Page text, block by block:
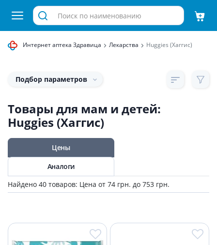
Интернет аптека Здравица Лекарства Huggies (Хаггис)
Подбор параметров
Товары для мам и детей:
Huggies (Хаггис)
Цены
Аналоги
Найдено 40 товаров: Цена от 74 грн. до 753 грн.